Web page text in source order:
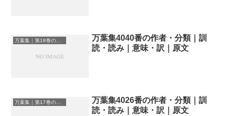
万葉集｜第18巻の和歌一覧
万葉集4040番の作者・分類｜訓
読・読み｜意味・訳｜原文
万葉集｜第17巻の和歌一覧
万葉集4026番の作者・分類｜訓
読・読み｜意味・訳｜原文